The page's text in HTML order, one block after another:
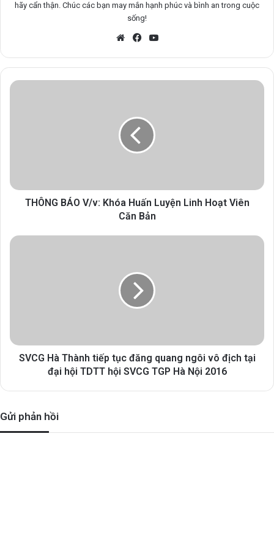
hãy cẩn thận. Chúc các bạn may mắn hạnh phúc và bình an trong cuộc
sống!
WebsiteFacebook
THÔNG BÁO V/v: Khóa Huấn Luyện Linh Hoạt Viên
Căn Bản
SVCG Hà Thành tiếp tục đăng quang ngôi vô địch tại
đại hội TDTT hội SVCG TGP Hà Nội 2016
Gửi phản hồi